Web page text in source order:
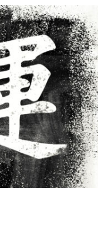
Adaugă
la
favorite